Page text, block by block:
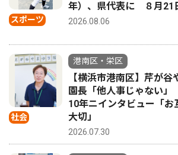
スポーツ
年）、県代表に ８月21
2026.08.06
社会
港南区・栄区
【横浜市港南区】芹が
園長「他人事じゃない
10年ニインタビュー「お
大切」
2026.07.30